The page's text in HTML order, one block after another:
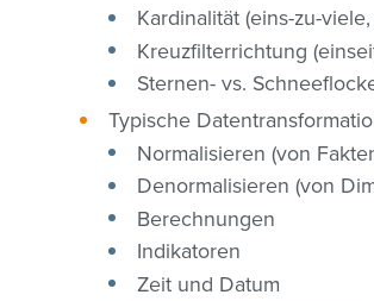
Kardinalität (eins-zu-
Kreuzfilterrichtung
Sternen- vs.
Typische
Normalisieren (von
Denormalisieren (von
Berechnungen
Indikatoren
Zeit und Datum